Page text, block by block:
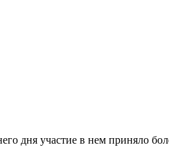
дня участие в нем приняло